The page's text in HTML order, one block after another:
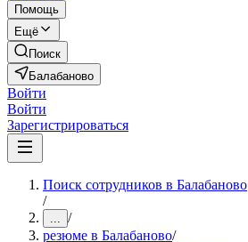
Помощь
Ещё
Поиск
Балабаново
Войти
Войти
Зарегистрироваться
Поиск сотрудников в Балабаново
/
... /
резюме в Балабаново/